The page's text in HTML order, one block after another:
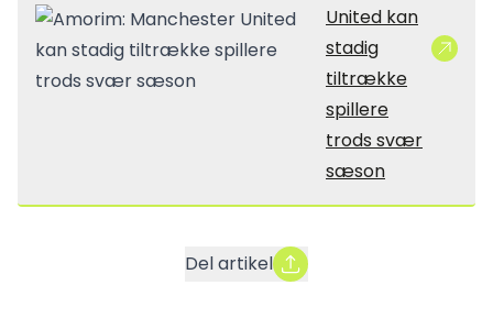
United kan
stadig
tiltrække
spillere
trods svær
sæson
Del artikel